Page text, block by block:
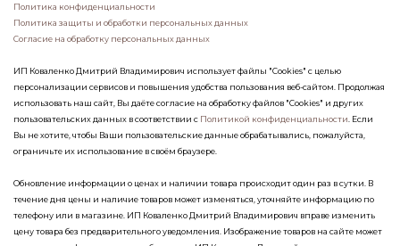
Политика конфиденциальности
Политика защиты и обработки персональных данных
Согласие на обработку персональных данных
ИП Коваленко Дмитрий Владимирович использует файлы "Cookies" с целью
персонализации сервисов и повышения удобства пользования веб-сайтом. Продолжая
использовать наш сайт, Вы даёте согласие на обработку файлов "Cookies" и других
пользовательских данных в соответствии с Политикой конфиденциальности . Если
Вы не хотите, чтобы Ваши пользовательские данные обрабатывались, пожалуйста,
ограничьте их использование в своём браузере.
Обновление информации о ценах и наличии товара происходит один раз в сутки. В
течение дня цены и наличие товаров может изменяться, уточняйте информацию по
телефону или в магазине. ИП Коваленко Дмитрий Владимирович вправе изменить
цену товара без предварительного уведомления. Изображение товаров на сайте может